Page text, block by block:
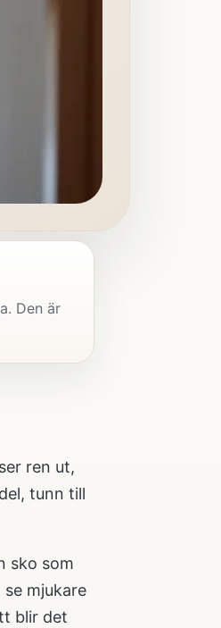
Den är
ren ut,
tunn till
sko som
mjukare
blir det